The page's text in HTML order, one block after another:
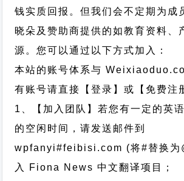
钱实质回报。但我们会不定期为成
晓朵及赞助商提供的如教育资料、
源。您可以通过以下方式加入：
本站的账号体系与
有账号请直接【登录】或【免费注
1、【加入团队】若您有一定的英
的空闲时间，请发送邮件到
wpfanyi#feibisi.com (将#替换为
入 Fiona News 中文翻译项目；